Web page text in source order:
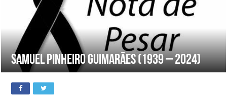
Samuel Pinheiro Guimarães (1939 – 2024)